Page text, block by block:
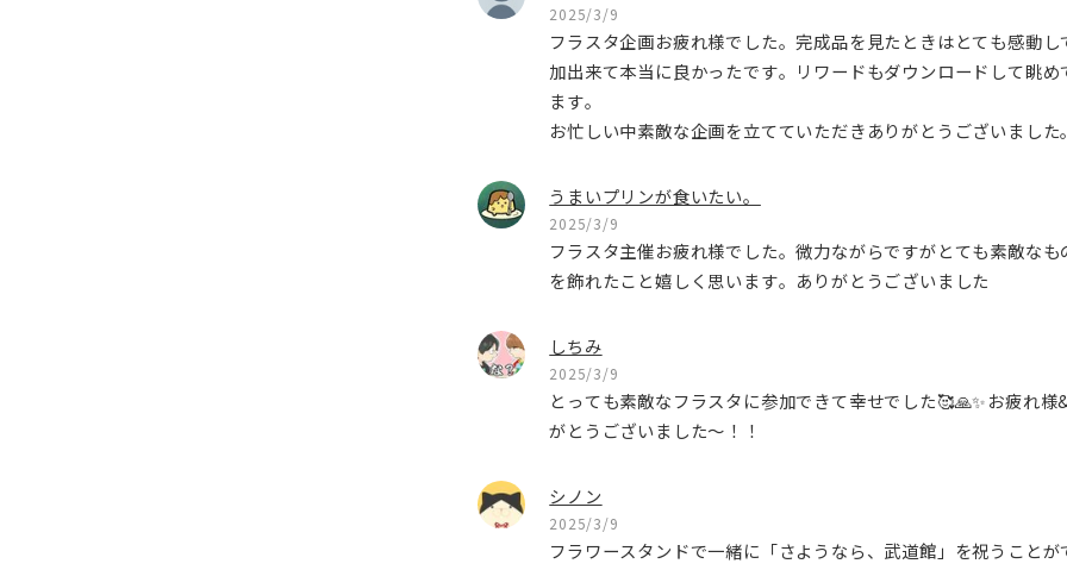
2025/3/9
フラスタ企画お疲れ様でした。完成品を見たときはとても感動し
加出来て本当に良かったです。リワードもダウンロードして眺め
ます。
お忙しい中素敵な企画を立てていただきありがとうございました。
うまいプリンが食いたい。
2025/3/9
フラスタ主催お疲れ様でした。微力ながらですがとても素敵なも
を飾れたこと嬉しく思います。ありがとうございました
しちみ
2025/3/9
とっても素敵なフラスタに参加できて幸せでした🥰🙏✨お疲れ様
がとうございました〜！！
シノン
2025/3/9
フラワースタンドで一緒に「さようなら、武道館」を祝うことが